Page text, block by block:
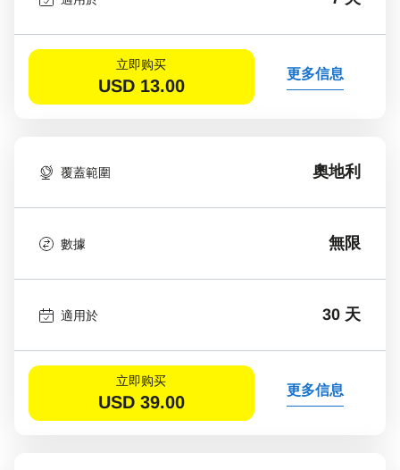
立即购买
USD 13.00
更多信息
覆蓋範圍 奧地利
數據 無限
適用於 30 天
立即购买
USD 39.00
更多信息